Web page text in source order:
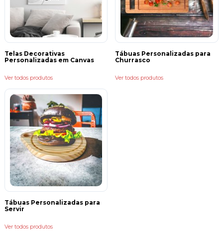
Telas Decorativas
Personalizadas em Canvas
Ver todos produtos
Tábuas Personalizadas para
Churrasco
Ver todos produtos
Tábuas Personalizadas para
Servir
Ver todos produtos